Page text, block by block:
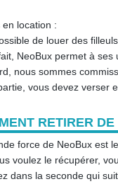
en location :
de louer des
NeoBux permet à
nous sommes
vous devez verser
RETIRER
force de NeoBux est
voulez le récupérer,
dans la seconde qui